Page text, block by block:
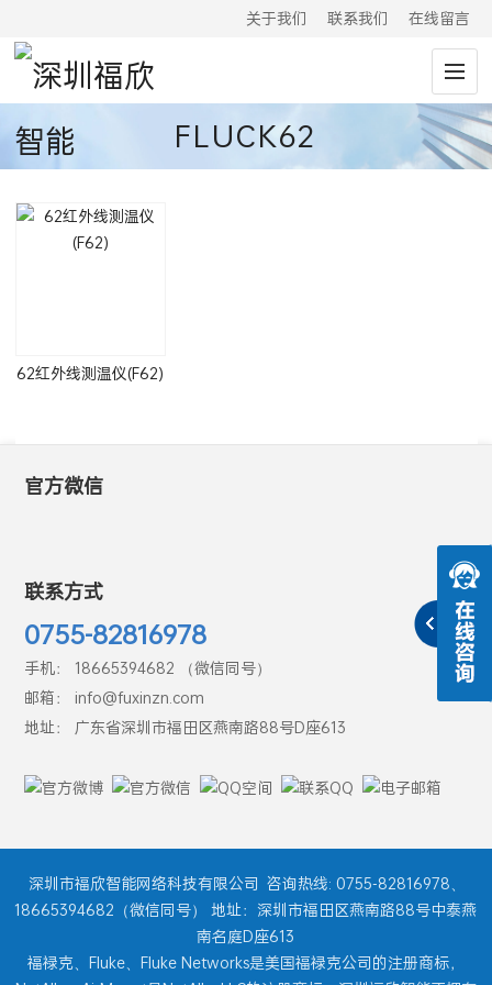
关于我们 联系我们 在线留言
FLUCK62
62红外线测温仪(F62)
官方微信
联系方式
0755-82816978
手机： 18665394682 （微信同号）
邮箱： info@fuxinzn.com
地址： 广东省深圳市福田区燕南路88号D座613
深圳市福欣智能网络科技有限公司 咨询热线: 0755-82816978、
18665394682（微信同号） 地址：深圳市福田区燕南路88号中泰燕
南名庭D座613
福禄克、Fluke、Fluke Networks是美国福禄克公司的注册商标，